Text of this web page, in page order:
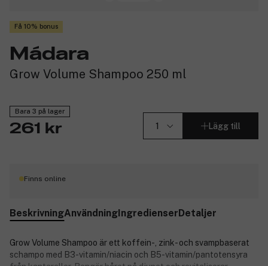
Få 10% bonus
Mádara
Grow Volume Shampoo 250 ml
Bara 3 på lager
261 kr Lägg till
Finns online
BeskrivningAnvändningIngredienserDetaljer
Grow Volume Shampoo är ett koffein-, zink- och svampbaserat
schampo med B3-vitamin/niacin och B5-vitamin/pantotensyra